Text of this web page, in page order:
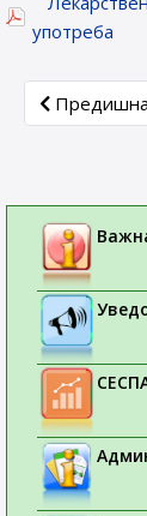
употреба
Previous
Предишна